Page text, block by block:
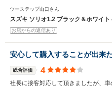
ツーステップ山口さん
スズキ ソリオ1.2 ブラック＆ホワイト
お店からの返信あり
安心して購入することが出来た
総合評価 4
社長に接客対応して頂きましたが、